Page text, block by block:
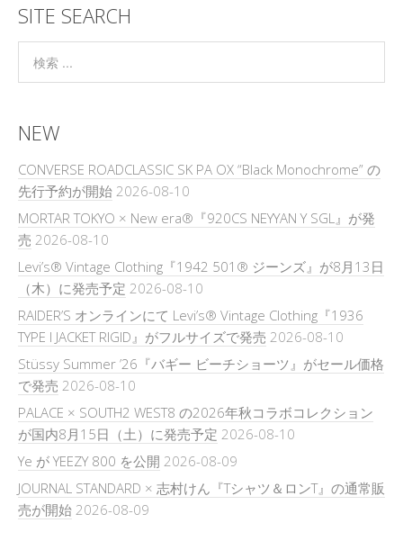
SITE SEARCH
NEW
CONVERSE ROADCLASSIC SK PA OX “Black Monochrome” の
先行予約が開始 2026-08-10
MORTAR TOKYO × New era®『920CS NEYYAN Y SGL』が発
売 2026-08-10
Levi’s® Vintage Clothing『1942 501® ジーンズ』が8月13日
（木）に発売予定 2026-08-10
RAIDER’S オンラインにて Levi’s® Vintage Clothing『1936
TYPE I JACKET RIGID』がフルサイズで発売 2026-08-10
Stüssy Summer ’26『バギー ビーチショーツ』がセール価格
で発売 2026-08-10
PALACE × SOUTH2 WEST8 の2026年秋コラボコレクション
が国内8月15日（土）に発売予定 2026-08-10
Ye が YEEZY 800 を公開 2026-08-09
JOURNAL STANDARD × 志村けん『Tシャツ＆ロンT』の通常販
売が開始 2026-08-09